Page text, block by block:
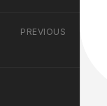
PREVIOUS